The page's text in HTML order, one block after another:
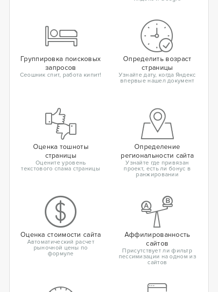
Группировка поисковых
запросов
Сеошник спит, работа кипит!
Определить возраст
страницы
Узнайте дату, когда Яндекс
впервые нашел документ
Оценка тошноты
страницы
Оцените уровень
текстового спама страницы
Определение
региональности сайта
Узнайте где привязан
проект, есть ли бонус в
ранжировании
Оценка стоимости сайта
Автоматический расчет
рыночной цены по
формуле
Аффилированность
сайтов
Присутствует ли фильтр
пессимизации на одном из
сайтов